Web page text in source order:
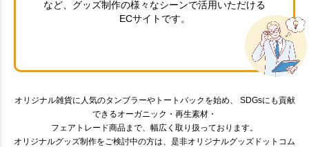
など、グッズ制作の様々なシーンで活用いただける
ECサイトです。
オリジナル雑貨に人気のタンブラーやトートバックを始め、 SDGsにも貢献
できるオーガニック・再生素材・
フェアトレード商品まで、幅広く取り扱っております。
オリジナルグッズ制作をご検討中の方は、是非オリジナルグッズドットコム